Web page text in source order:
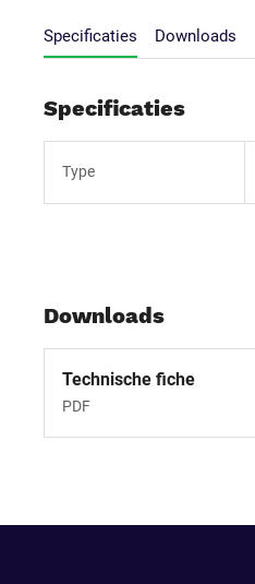
Specificaties Downloads
Specificaties
Type
Downloads
Technische fiche
PDF